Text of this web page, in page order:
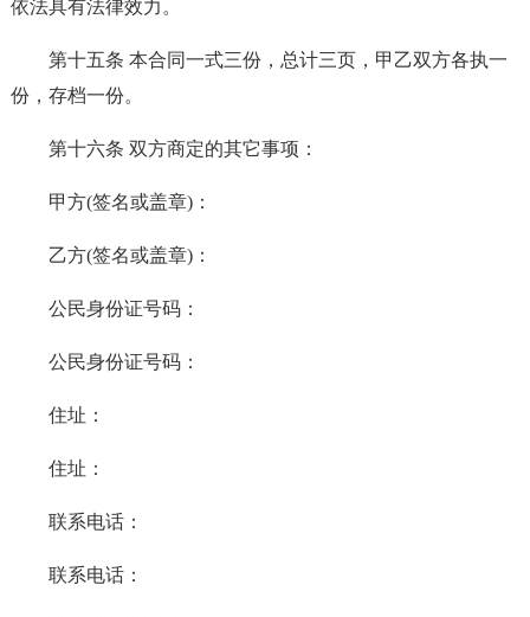
依法具有法律效力。
第十五条 本合同一式三份，总计三页，甲乙双方各执一
份，存档一份。
第十六条 双方商定的其它事项：
甲方(签名或盖章)：
乙方(签名或盖章)：
公民身份证号码：
公民身份证号码：
住址：
住址：
联系电话：
联系电话：